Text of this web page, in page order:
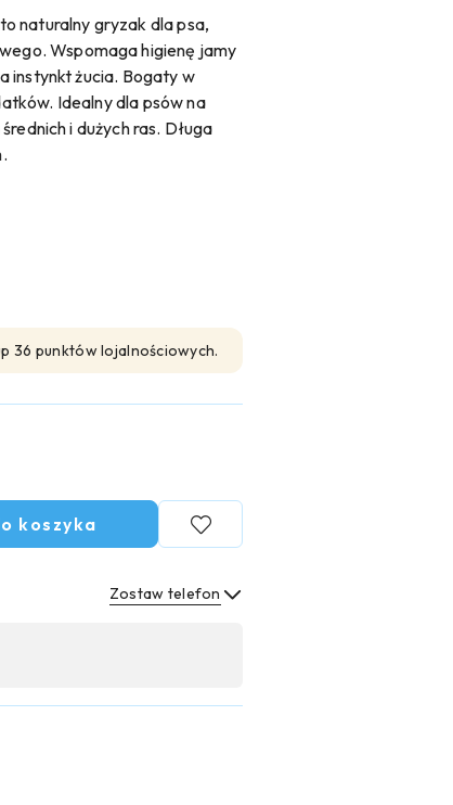
naturalny gryzak dla psa,
Wspomaga higienę jamy
instynkt żucia. Bogaty w
Idealny dla psów na
i dużych ras. Długa
36 punktów lojalnościowych.
koszyka
Zostaw telefon